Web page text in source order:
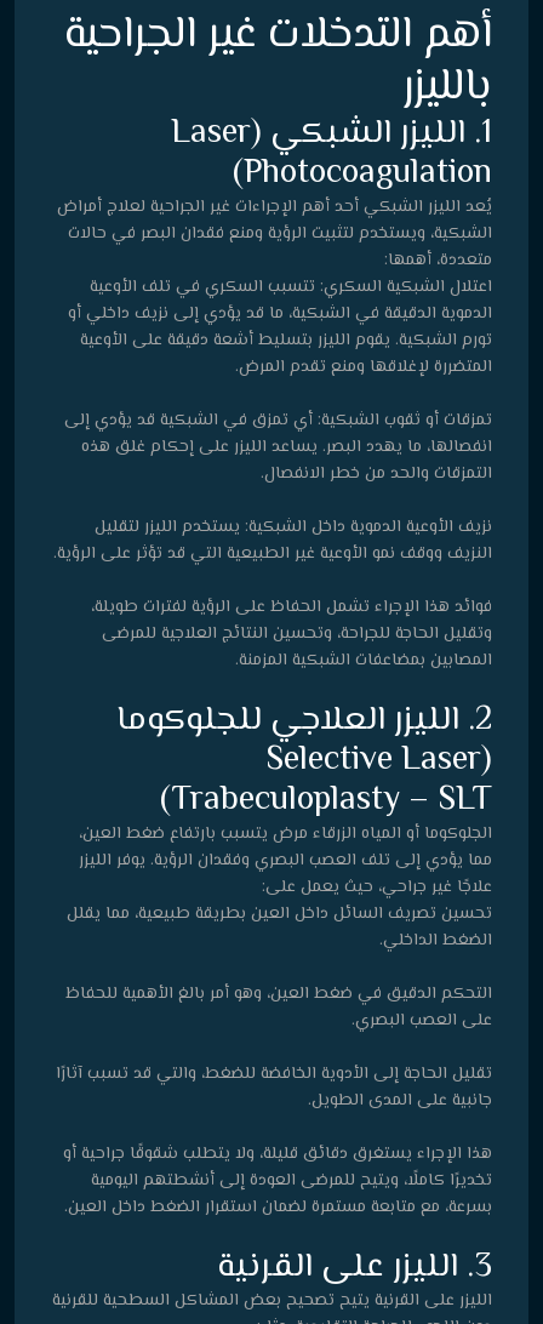
أهم التدخلات غير الجراحية
بالليزر
1. الليزر الشبكي (Laser
Photocoagulation)
يُعد الليزر الشبكي أحد أهم الإجراءات غير الجراحية لعلاج أمراض
الشبكية، ويستخدم لتثبيت الرؤية ومنع فقدان البصر في حالات
متعددة، أهمها:
اعتلال الشبكية السكري: تتسبب السكري في تلف الأوعية
الدموية الدقيقة في الشبكية، ما قد يؤدي إلى نزيف داخلي أو
تورم الشبكية. يقوم الليزر بتسليط أشعة دقيقة على الأوعية
المتضررة لإغلاقها ومنع تقدم المرض.
تمزقات أو ثقوب الشبكية: أي تمزق في الشبكية قد يؤدي إلى
انفصالها، ما يهدد البصر. يساعد الليزر على إحكام غلق هذه
التمزقات والحد من خطر الانفصال.
نزيف الأوعية الدموية داخل الشبكية: يستخدم الليزر لتقليل
النزيف ووقف نمو الأوعية غير الطبيعية التي قد تؤثر على الرؤية.
فوائد هذا الإجراء تشمل الحفاظ على الرؤية لفترات طويلة،
وتقليل الحاجة للجراحة، وتحسين النتائج العلاجية للمرضى
المصابين بمضاعفات الشبكية المزمنة.
2. الليزر العلاجي للجلوكوما
(Selective Laser
Trabeculoplasty – SLT)
الجلوكوما أو المياه الزرقاء مرض يتسبب بارتفاع ضغط العين،
مما يؤدي إلى تلف العصب البصري وفقدان الرؤية. يوفر الليزر
علاجًا غير جراحي، حيث يعمل على:
تحسين تصريف السائل داخل العين بطريقة طبيعية، مما يقلل
الضغط الداخلي.
التحكم الدقيق في ضغط العين، وهو أمر بالغ الأهمية للحفاظ
على العصب البصري.
تقليل الحاجة إلى الأدوية الخافضة للضغط، والتي قد تسبب آثارًا
جانبية على المدى الطويل.
هذا الإجراء يستغرق دقائق قليلة، ولا يتطلب شقوقًا جراحية أو
تخديرًا كاملًا، ويتيح للمرضى العودة إلى أنشطتهم اليومية
بسرعة، مع متابعة مستمرة لضمان استقرار الضغط داخل العين.
3. الليزر على القرنية
الليزر على القرنية يتيح تصحيح بعض المشاكل السطحية للقرنية